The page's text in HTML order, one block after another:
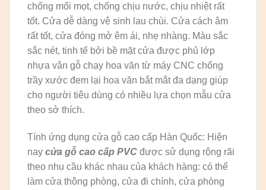
chống mối mọt, chống chịu nước, chịu nhiệt rất
tốt. Cửa dễ dàng vệ sinh lau chùi. Cửa cách âm
rất tốt, cửa đóng mở êm ái, nhẹ nhàng. Màu sắc
sắc nét, tinh tế bởi bề mặt cửa được phủ lớp
nhựa vân gỗ chạy hoa văn từ máy CNC chống
trầy xước đem lại hoa văn bắt mắt đa dạng giúp
cho người tiêu dùng có nhiều lựa chọn mẫu cửa
theo sở thích.
Tính ứng dụng cửa gỗ cao cấp Hàn Quốc: Hiện
nay cửa gỗ cao cấp PVC được sử dụng rộng rãi
theo nhu cầu khác nhau của khách hàng: có thể
làm cửa thông phòng, cửa đi chính, cửa phòng